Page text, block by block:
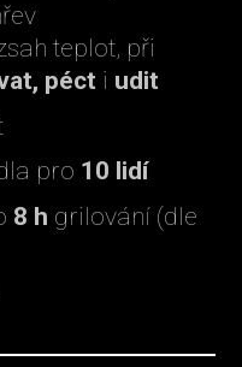
teplot, při
péct i udit
pro 10 lidí
8 h grilování (dle